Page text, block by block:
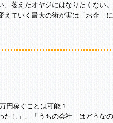
、萎えたオヤジにはなりたくない。
えていく最大の術が実は「お金
円稼ぐことは可能？
たし」、「うちの会社」はどうな